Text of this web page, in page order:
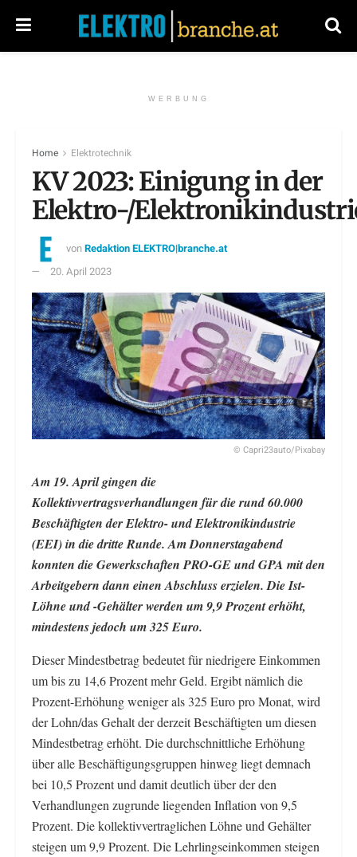
WERBUNG
Home Elektrotechnik
KV 2023: Einigung in der
Elektro-/
vonRedaktion ELEKTRO|branche.at
20. April 2023
© Capri23auto/Pixabay
Am 19. April gingen die
Kollektivvertragsverhandlungen für die rund 60.000
Beschäftigten der Elektro- und Elektronikindustrie
(EEI) in die dritte Runde. Am Donnerstagabend
konnten die Gewerkschaften PRO-GE und GPA mit den
Arbeitgebern dann einen Abschluss erzielen. Die Ist-
Löhne und -Gehälter werden um 9,9 Prozent erhöht,
mindestens jedoch um 325 Euro.
Dieser Mindestbetrag bedeutet für niedrigere Einkommen
um bis zu 14,6 Prozent mehr Geld. Ergibt nämlich die
Prozent-Erhöhung weniger als 325 Euro pro Monat, wird
der Lohn/das Gehalt der derzeit Beschäftigten um diesen
Mindestbetrag erhöht. Die durchschnittliche Erhöhung
über alle Beschäftigungsgruppen hinweg liegt demnach
bei 10,5 Prozent und damit deutlich über der den
Verhandlungen zugrunde liegenden Inflation von 9,5
Prozent. Die kollektivvertraglichen Löhne und Gehälter
steigen um 9,9 Prozent. Die Lehrlingseinkommen steigen